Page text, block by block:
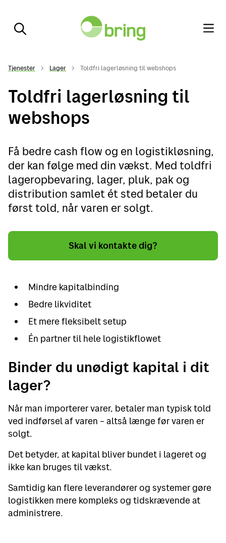
Tjenester Lager Toldfri lagerløsning til webshops
Toldfri lagerløsning til
webshops
Få bedre cash flow og en logistikløsning,
der kan følge med din vækst. Med toldfri
lageropbevaring, lager, pluk, pak og
distribution samlet ét sted betaler du
først told, når varen er solgt.
Skal vi kontakte dig?
Mindre kapitalbinding
Bedre likviditet
Et mere fleksibelt setup
Én partner til hele logistikflowet
Binder du unødigt kapital i dit
lager?
Når man importerer varer, betaler man typisk told
ved indførsel af varen – altså længe før varen er
solgt.
Det betyder, at kapital bliver bundet i lageret og
ikke kan bruges til vækst.
Samtidig kan flere leverandører og systemer gøre
logistikken mere kompleks og tidskrævende at
administrere.